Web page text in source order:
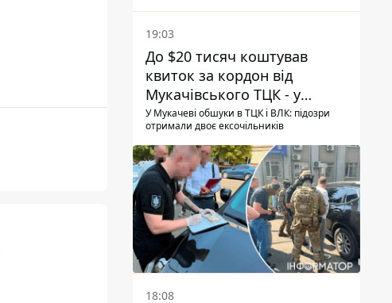
19:03
До $20 тисяч коштував
квиток за кордон від
Мукачівського ТЦК - у
гучній справі перші підозри
отримали двоє колишніх
керівників
У Мукачеві обшуки в ТЦК і ВЛК: підозри
отримали двоє ексочільників
18:08